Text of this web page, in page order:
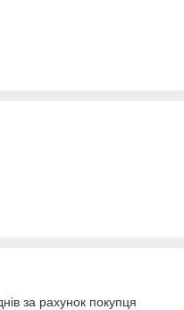
за рахунок покупця